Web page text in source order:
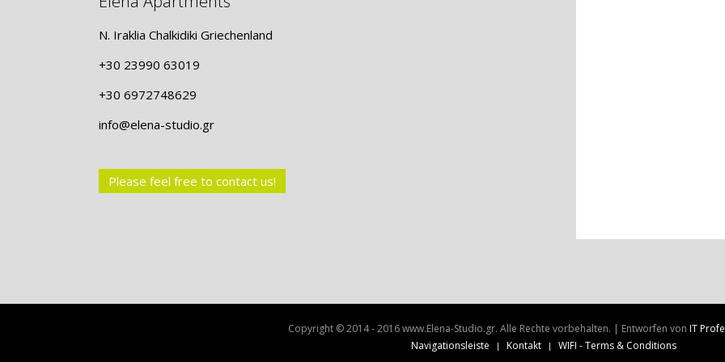
N. Iraklia Chalkidiki Griechenland
+30 23990 63019
+30 6972748629
info@elena-studio.gr
Please feel free to contact us!
Copyright © 2014 - 2016 www.Elena-Studio.gr. Alle Rechte vorbehalten. | Entworfen von IT
Navigationsleiste
Kontakt WIFI - Terms & Conditions